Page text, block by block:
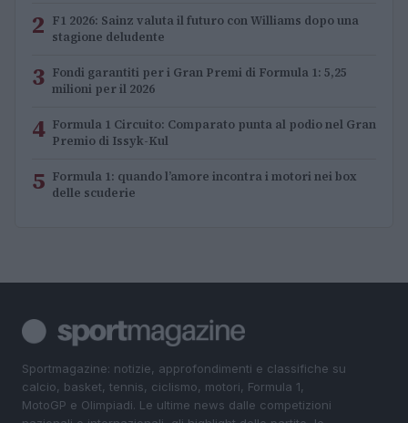
2 F1 2026: Sainz valuta il futuro con Williams dopo una
stagione deludente
3 Fondi garantiti per i Gran Premi di Formula 1: 5,25
milioni per il 2026
4 Formula 1 Circuito: Comparato punta al podio nel Gran
Premio di Issyk-Kul
5 Formula 1: quando l’amore incontra i motori nei box
delle scuderie
Sportmagazine: notizie, approfondimenti e classifiche su
calcio, basket, tennis, ciclismo, motori, Formula 1,
MotoGP e Olimpiadi. Le ultime news dalle competizioni